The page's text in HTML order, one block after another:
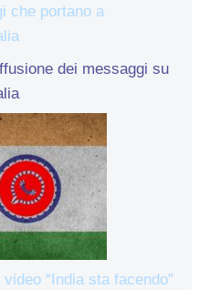
che portano a
dei messaggi su
“India sta facendo”